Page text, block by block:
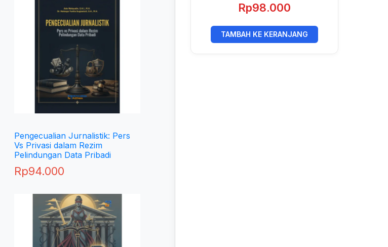
Pengecualian Jurnalistik: Pers
Vs Privasi dalam Rezim
Pelindungan Data Pribadi
Rp94.000
Rp98.000
TAMBAH KE KERANJANG